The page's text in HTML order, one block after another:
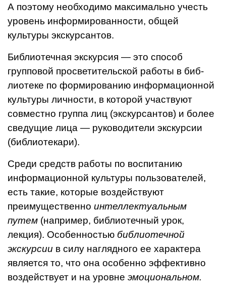
А поэтому необходимо макси­мально учесть
уровень информиро­ванности, общей
культуры экскурсан­тов.
Библиотечная экскурсия — это способ
групповой просветительской работы в биб­
лиотеке по формированию инфор­мационной
культуры личности, в которой участвуют
совместно группа лиц (экскурсантов) и более
сведущие лица — руководители экскурсии
(библиотекари).
Среди средств работы по вос­питанию
информационной культу­ры пользователей,
есть такие, кото­рые воздействуют
преимущест­венно интеллектуальным
путем (например, библиотечный урок,
лекция). Особенностью библиотеч­ной
экскурсии в силу наглядного ее характера
является то, что она осо­бенно эффективно
воздействует и на уровне эмоциональном.